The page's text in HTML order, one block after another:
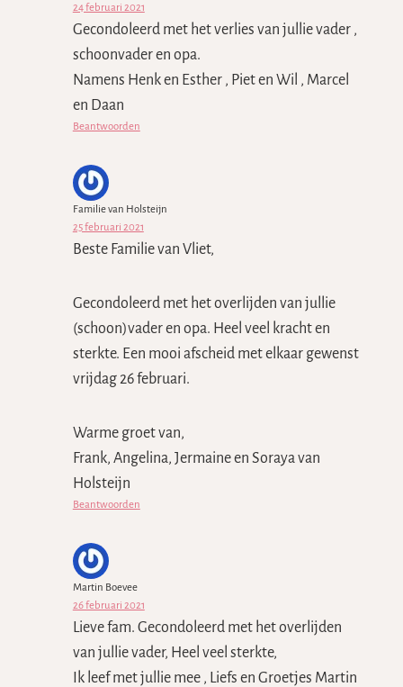
24 februari 2021
Gecondoleerd met het verlies van jullie vader ,
schoonvader en opa.
Namens Henk en Esther , Piet en Wil , Marcel
en Daan
Beantwoorden
Familie van Holsteijn
25 februari 2021
Beste Familie van Vliet,
Gecondoleerd met het overlijden van jullie
(schoon)vader en opa. Heel veel kracht en
sterkte. Een mooi afscheid met elkaar gewenst
vrijdag 26 februari.
Warme groet van,
Frank, Angelina, Jermaine en Soraya van
Holsteijn
Beantwoorden
Martin Boevee
26 februari 2021
Lieve fam. Gecondoleerd met het overlijden
van jullie vader, Heel veel sterkte,
Ik leef met jullie mee , Liefs en Groetjes Martin